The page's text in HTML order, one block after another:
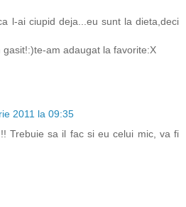
l-ai ciupid deja...eu sunt la dieta,deci
gasit!:)te-am adaugat la favorite:X
2011 la 09:35
Trebuie sa il fac si eu celui mic, va fi